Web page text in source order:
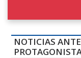
NOTICIAS